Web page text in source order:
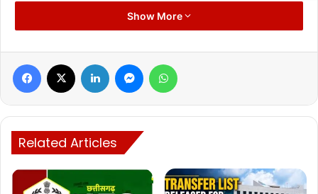
Show More
Facebook LinkedIn Messenger
Related Articles